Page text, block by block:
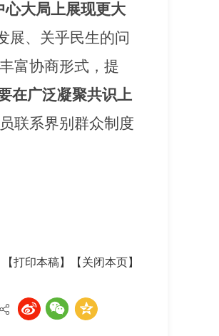
心大局上展现更大
展、关乎民生的问
富协商形式，提
在广泛凝聚共识上
联系界别群众制度
【打印本稿】 【关闭本页】